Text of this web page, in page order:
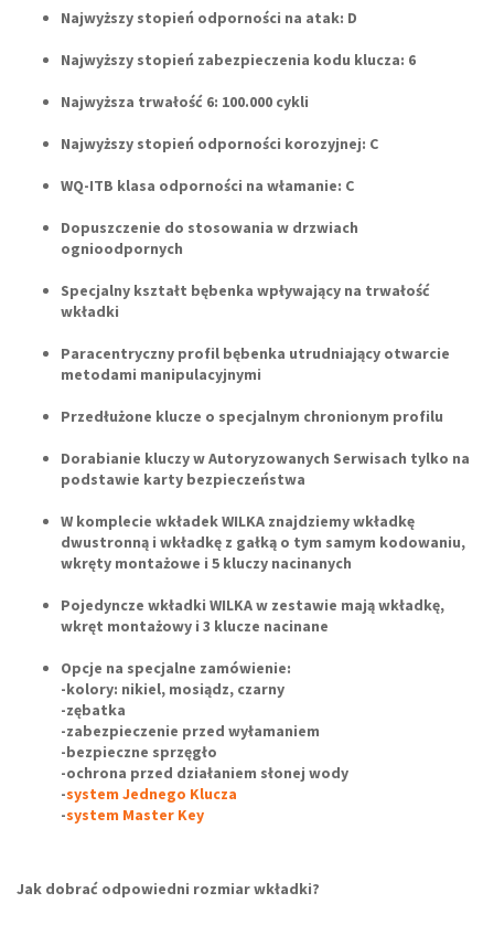
Najwyższy stopień odporności na atak: D
Najwyższy stopień zabezpieczenia kodu klucza: 6
Najwyższa trwałość 6: 100.000 cykli
Najwyższy stopień odporności korozyjnej: C
WQ-ITB klasa odporności na włamanie: C
Dopuszczenie do stosowania w drzwiach
ognioodpornych
Specjalny kształt bębenka wpływający na trwałość
wkładki
Paracentryczny profil bębenka utrudniający otwarcie
metodami manipulacyjnymi
Przedłużone klucze o specjalnym chronionym profilu
Dorabianie kluczy w Autoryzowanych Serwisach tylko na
podstawie karty bezpieczeństwa
W komplecie wkładek WILKA znajdziemy wkładkę
dwustronną i wkładkę z gałką o tym samym kodowaniu,
wkręty montażowe i 5 kluczy nacinanych
Pojedyncze wkładki WILKA w zestawie mają wkładkę,
wkręt montażowy i 3 klucze nacinane
Opcje na specjalne zamówienie:
-kolory: nikiel, mosiądz, czarny
-zębatka
-zabezpieczenie przed wyłamaniem
-bezpieczne sprzęgło
-ochrona przed działaniem słonej wody
-system Jednego Klucza
-system Master Key
Jak dobrać odpowiedni rozmiar wkładki?